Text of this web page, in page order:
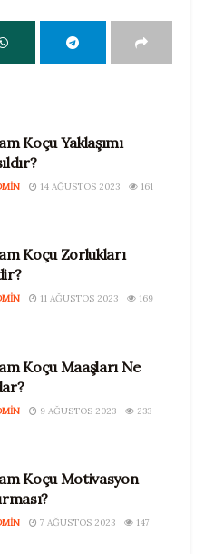
Koçu Yaklaşımı
14 AĞUSTOS 2023 161
Koçu Zorlukları
11 AĞUSTOS 2023 169
Koçu Maaşları Ne
9 AĞUSTOS 2023 233
Koçu Motivasyon
7 AĞUSTOS 2023 147